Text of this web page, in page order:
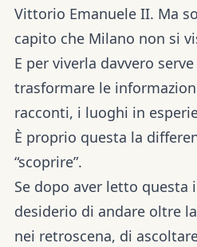
Vittorio Emanuele II. Ma
capito che Milano non si
E per viverla davvero
trasformare le
racconti, i luoghi in
È proprio questa la
“scoprire”.
Se dopo aver letto questa
desiderio di andare oltre
nei retroscena, di